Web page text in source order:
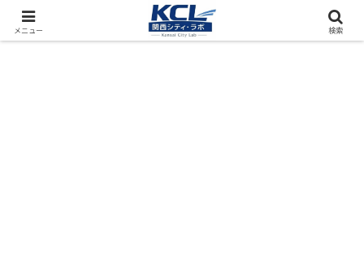
都市再開発をフィールド調査（累計アクセス数4000万PV）
メニュー 検索